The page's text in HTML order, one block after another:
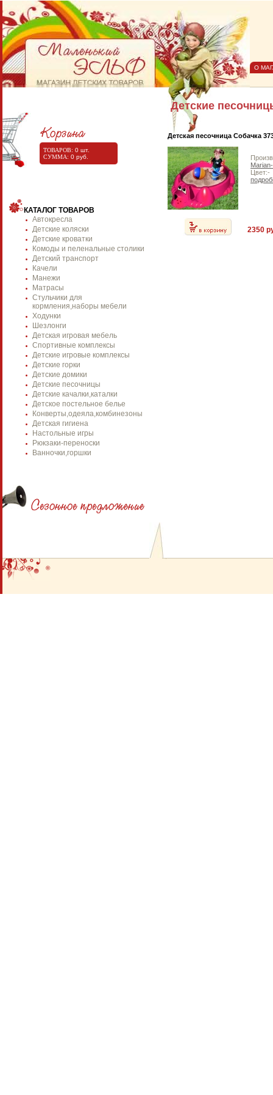
О
ТОВАРОВ: 0 шт.
СУММА: 0 руб.
КАТАЛОГ ТОВАРОВ
Автокресла
Детские коляски
Детские кроватки
Комоды и пеленальные столики
Детский транспорт
Качели
Манежи
Матрасы
Стульчики для
кормления,наборы мебели
Ходунки
Шезлонги
Детская игровая мебель
Спортивные комплексы
Детские игровые комплексы
Детские горки
Детские домики
Детские песочницы
Детские качалки,каталки
Детское постельное белье
Конверты,одеяла,комбинезоны
Детская гигиена
Настольные игры
Рюкзаки-переноски
Ванночки,горшки
Детские
Детская песочница Собачка
Цвет:-
2350